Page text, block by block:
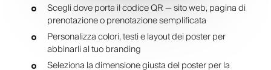
Scegli dove porta il codice QR — sito web, pagina di
prenotazione o prenotazione semplificata
Personalizza colori, testi e layout dei poster per
abbinarli al tuo branding
Seleziona la dimensione giusta del poster per la